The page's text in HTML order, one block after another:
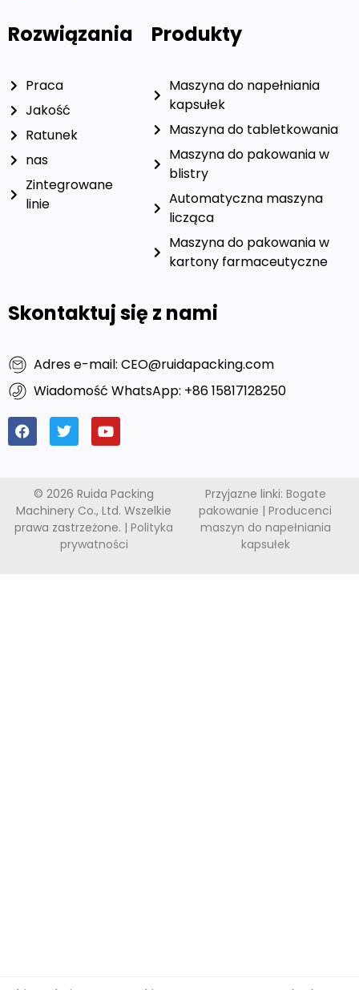
Rozwiązania
Praca
Jakość
Ratunek
nas
Zintegrowane
linie
Produkty
Maszyna do napełniania
kapsułek
Maszyna do tabletkowania
Maszyna do pakowania w
blistry
Automatyczna maszyna
licząca
Maszyna do pakowania w
kartony farmaceutyczne
Skontaktuj się z nami
Adres e-mail: CEO@ruidapacking.com
Wiadomość WhatsApp: +86 15817128250
© 2026 Ruida Packing
Machinery Co., Ltd. Wszelkie
prawa zastrzeżone. | Polityka
prywatności
Przyjazne linki: Bogate
pakowanie | Producenci
maszyn do napełniania
kapsułek